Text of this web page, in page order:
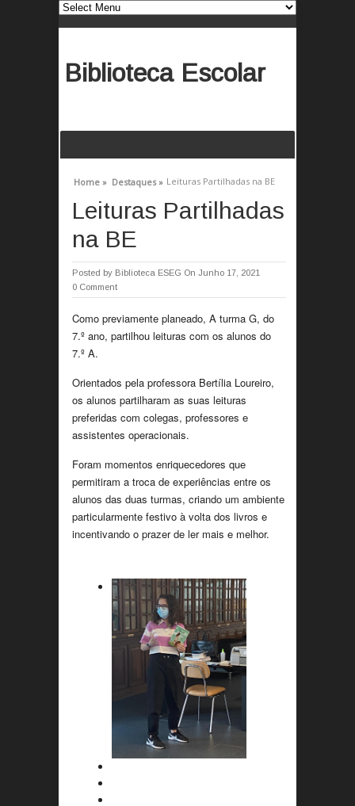
Biblioteca Escolar
Home » Destaques » Leituras Partilhadas na BE
Leituras Partilhadas
na BE
Posted by Biblioteca ESEG On Junho 17, 2021
0 Comment
Como previamente planeado, A turma G, do
7.º ano, partilhou leituras com os alunos do
7.º A.
Orientados pela professora Bertília Loureiro,
os alunos partilharam as suas leituras
preferidas com colegas, professores e
assistentes operacionais.
Foram momentos enriquecedores que
permitiram a troca de experiências entre os
alunos das duas turmas, criando um ambiente
particularmente festivo à volta dos livros e
incentivando o prazer de ler mais e melhor.